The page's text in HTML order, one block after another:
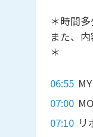
＊時間
また、
＊
06:55
07:00
07:10 リ